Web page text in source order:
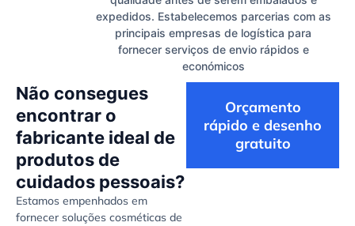
expedidos. Estabelecemos parcerias com as
principais empresas de logística para
fornecer serviços de envio rápidos e
económicos
Não consegues
encontrar o
fabricante ideal de
produtos de
cuidados pessoais?
Estamos empenhados em
fornecer soluções cosméticas de
Orçamento
rápido e desenho
gratuito